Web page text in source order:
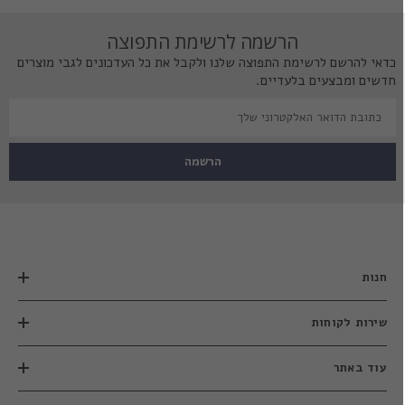
הרשמה לרשימת התפוצה
כדאי להרשם לרשימת התפוצה שלנו ולקבל את כל העדכונים לגבי מוצרים
חדשים ומבצעים בלעדיים.
הרשמה
חנות
שירות לקוחות
עוד באתר